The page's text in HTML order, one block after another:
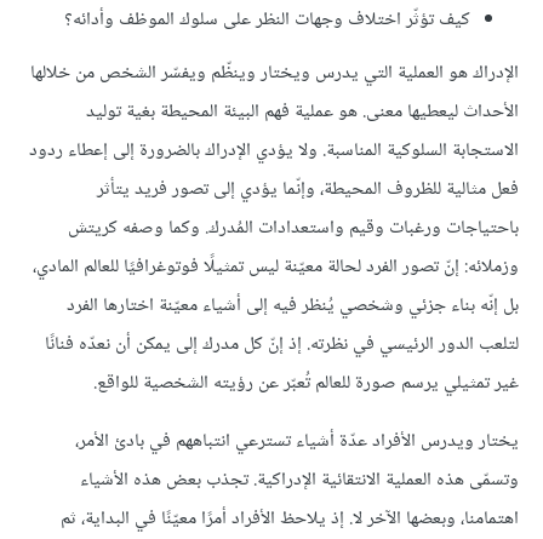
كيف تؤثّر اختلاف وجهات النظر على سلوك الموظف وأدائه؟
الإدراك هو العملية التي يدرس ويختار وينظّم ويفسّر الشخص من خلالها
الأحداث ليعطيها معنى. هو عملية فهم البيئة المحيطة بغية توليد
الاستجابة السلوكية المناسبة. ولا يؤدي الإدراك بالضرورة إلى إعطاء ردود
فعل مثالية للظروف المحيطة، وإنّما يؤدي إلى تصور فريد يتأثر
باحتياجات ورغبات وقيم واستعدادات المُدرك. وكما وصفه كريتش
وزملائه: إنّ تصور الفرد لحالة معيّنة ليس تمثيلًا فوتوغرافيًا للعالم المادي،
بل إنّه بناء جزئي وشخصي يُنظر فيه إلى أشياء معيّنة اختارها الفرد
لتلعب الدور الرئيسي في نظرته. إذ إنّ كل مدرك إلى يمكن أن نعدّه فنانًا
غير تمثيلي يرسم صورة للعالم تُعبّر عن رؤيته الشخصية للواقع.
يختار ويدرس الأفراد عدّة أشياء تسترعي انتباههم في بادئ الأمر،
وتسمّى هذه العملية الانتقائية الإدراكية. تجذب بعض هذه الأشياء
اهتمامنا، وبعضها الآخر لا. إذ يلاحظ الأفراد أمرًا معيّنًا في البداية، ثم